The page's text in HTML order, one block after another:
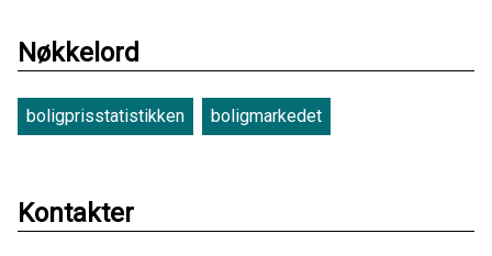
Nøkkelord
boligprisstatistikken boligmarkedet
Kontakter